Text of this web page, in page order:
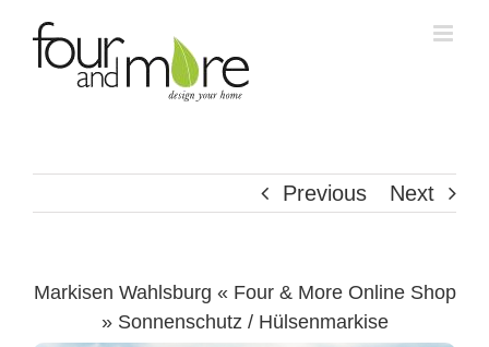
Previous Next
Markisen Wahlsburg « Four & More Online Shop
» Sonnenschutz / Hülsenmarkise